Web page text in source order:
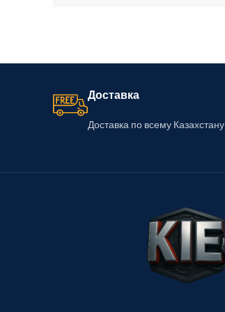
Доставка
Доставка по всему Казахстану